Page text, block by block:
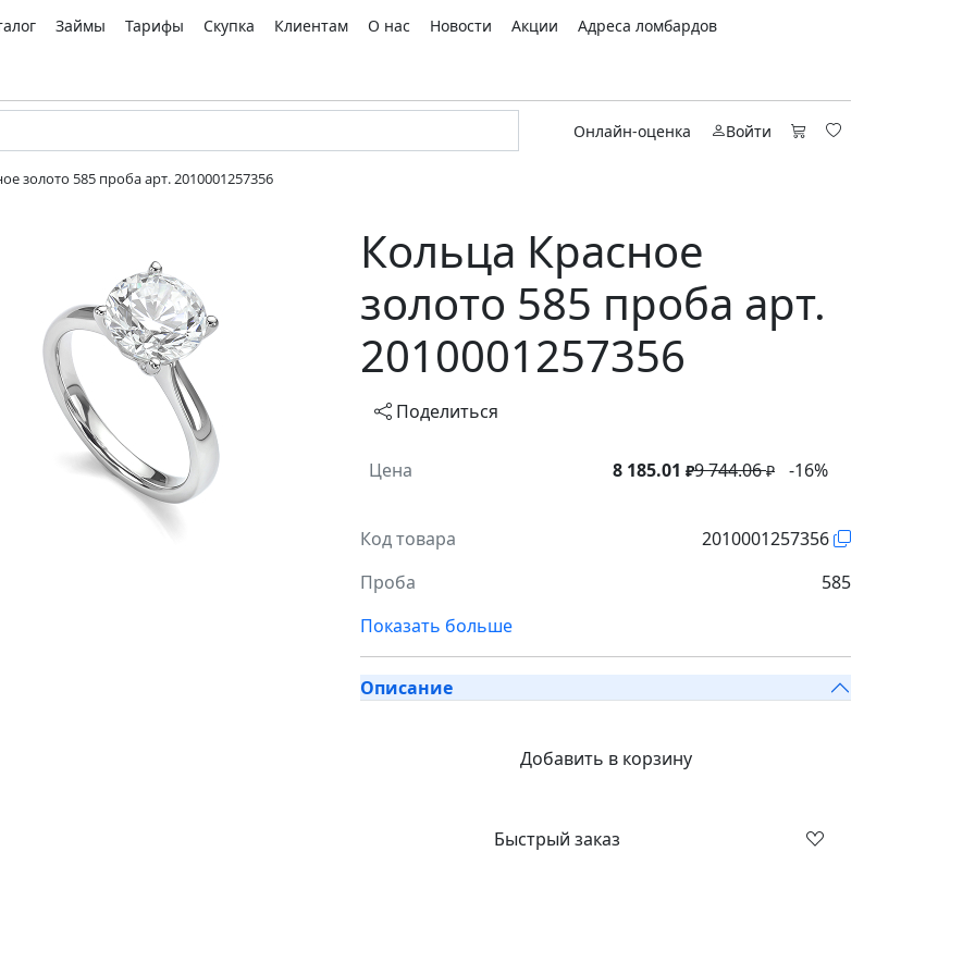
Займы Тарифы Скупка Клиентам О нас Новости Акции
Адреса ломбардов
Онлайн-оценка Войти
золото 585 проба арт. 2010001257356
Кольца Красное
золото 585 проба арт.
2010001257356
Поделиться
Цена 8 185.01 ₽9 744.06₽ -16%
Код товара
2010001257356
Проба
585
Показать больше
Описание
Добавить в корзину
Быстрый заказ